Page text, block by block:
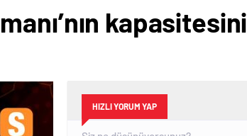
kapasitesini
HIZLI YORUM YAP